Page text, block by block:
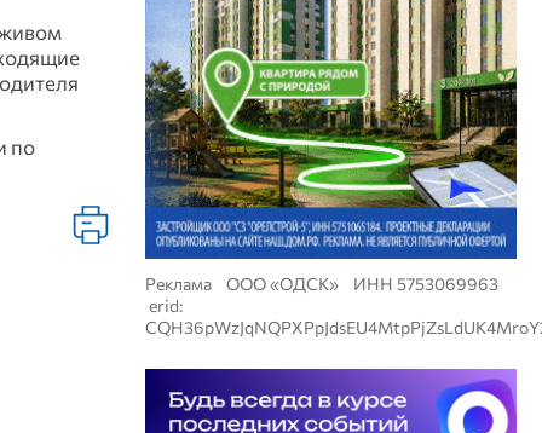
по
Реклама ООО «ОДСК» ИНН 5753069963
erid: